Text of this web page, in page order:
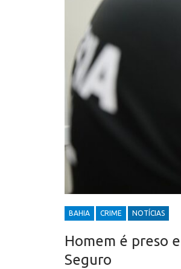
BAHIA CRIME NOTÍCIAS
Homem é preso
Seguro